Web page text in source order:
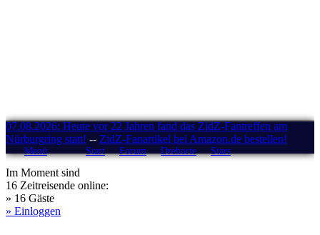
07.08.2026: Heute vor 22 Jahren fand das ZidZ-Fantreffen am
Nürburgring statt! -- ZidZ-Fanartikel bei Amazon.de bestellen!
Menü Start Forum Drehorte Stars
Im Moment sind
16 Zeitreisende online:
» 16 Gäste
» Einloggen